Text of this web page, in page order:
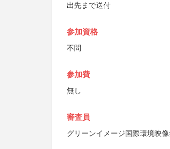
出先まで送付
参加資格
不問
参加費
無し
審査員
グリーンイメージ国際環境映